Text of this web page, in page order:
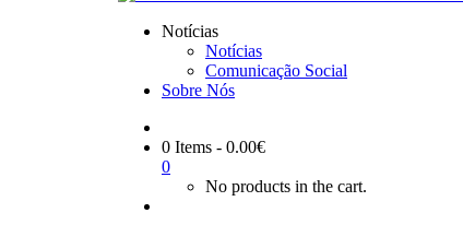
Notícias
Notícias
Comunicação Social
Sobre Nós
0 Items - 0.00€
0
No products in the cart.